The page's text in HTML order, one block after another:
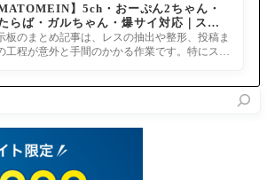
MATOMEIN】5ch・おーぷん2ちゃん・
らば・ガルちゃん・爆サイ対応｜スマ
まとめ記事を作れるアプリ FGOのまと
事ができるまで
板のまとめ記事は、レスの抽出や整形、投稿ま
工程が意外と手間のかかる作業です。特にスマ